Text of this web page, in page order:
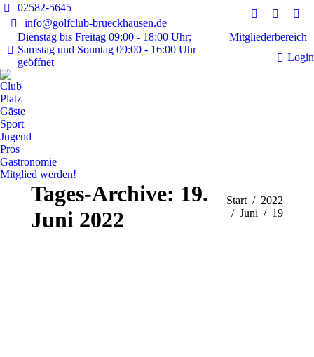
02582-5645
info@golfclub-brueckhausen.de
Dienstag bis Freitag 09:00 - 18:00 Uhr;
Samstag und Sonntag 09:00 - 16:00 Uhr
geöffnet
Instagram
page
opens
page
opens
E-
Mitgliederbereich
Login
Club
Platz
Gäste
Sport
Jugend
Pros
Gastronomie
Mitglied werden!
Tages-Archive: 19.
Juni 2022
Sie befinden sich hier:
Start
2022
Juni
19